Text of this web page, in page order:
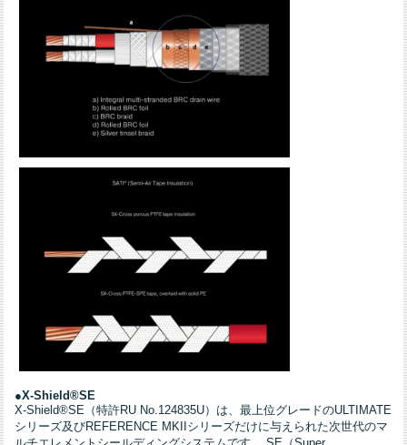
●X-Shield®SE
X-Shield®SE（特許RU No.124835U）は、最上位グレードのULTIMATE
シリーズ及びREFERENCE MKIIシリーズだけに与えられた次世代のマ